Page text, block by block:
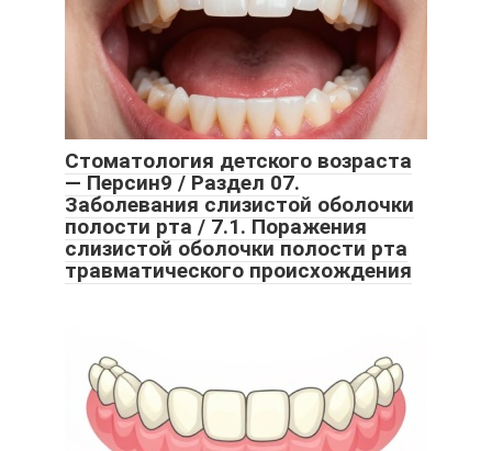
Стоматология детского возраста
— Персин9 / Раздел 07.
Заболевания слизистой оболочки
полости рта / 7.1. Поражения
слизистой оболочки полости рта
травматического происхождения